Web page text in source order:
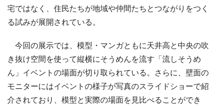
宅ではなく、住民たちが地域や仲間たちとつながりをつく
る試みが展開されている。
今回の展示では、模型・マンガともに天井高と中央の吹
き抜け空間を使って縦横にそうめんを流す「流しそうめ
ん」イベントの場面が切り取られている。さらに、壁面の
モニターにはイベントの様子が写真のスライドショーで紹
介されており、模型と実際の場面を見比べることができ